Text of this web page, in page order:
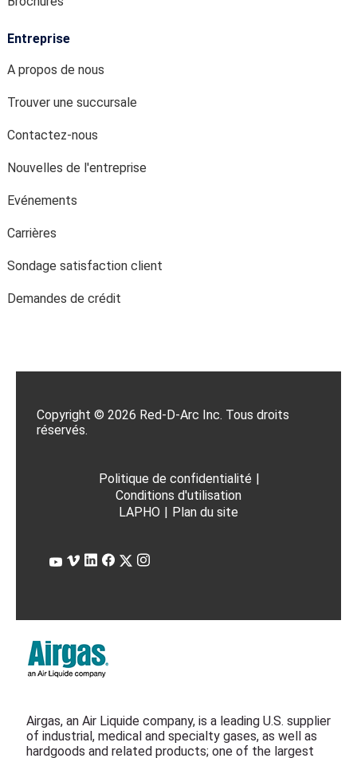
Entreprise
A propos de nous
Trouver une succursale
Contactez-nous
Nouvelles de l'entreprise
Evénements
Carrières
Sondage satisfaction client
Demandes de crédit
Copyright © 2026 Red-D-Arc Inc. Tous droits
réservés.
Politique de confidentialité |
Conditions d'utilisation
LAPHO | Plan du site
Airgas, an Air Liquide company, is a leading U.S. supplier
of industrial, medical and specialty gases, as well as
hardgoods and related products; one of the largest